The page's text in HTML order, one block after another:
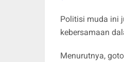
Politisi muda ini
kebersamaan
Menurutnya,